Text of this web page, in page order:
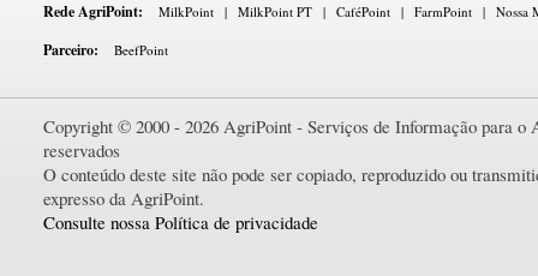
Rede AgriPoint: MilkPoint | MilkPoint PT | CaféPoint | FarmPoint | Nossa
Parceiro: BeefPoint
Copyright © 2000 - 2026 AgriPoint - Serviços de Informação para o
reservados
O conteúdo deste site não pode ser copiado, reproduzido ou
expresso da AgriPoint.
Consulte nossa Política de privacidade